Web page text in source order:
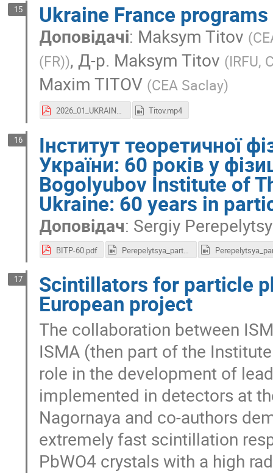
15 Ukraine France programs
Доповідачі: Maksym Titov (
(FR)),Д-р. Maksym Titov (IRFU,
Maxim TITOV (CEA Saclay)
2026_01_UKRAINE-HISTORY_CONFERENCE_UKRAINE-FRANCE_LIA-IDEATE_CERN-PROGRAMS_28012026.pdf Titov.mp4
16 Інститут теоретичної
України: 60 років у
Bogolyubov Institute of
Ukraine: 60 years in
Доповідач: Sergiy
BITP-60.pdf Perepelytsya_part1.mp4
17 Scintillators for particle
European project
The collaboration between
ISMA (then part of the
role in the development of
implemented in detectors at
Nagornaya and co-authors
extremely fast scintillation
PbWO4 crystals with a high